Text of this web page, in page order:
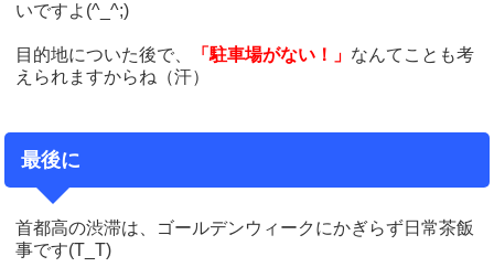
いですよ(^_^;)
目的地についた後で、 「駐車場がない！」 なんてことも考
えられますからね（汗）
最後に
首都高の渋滞は、ゴールデンウィークにかぎらず日常茶飯
事です(T_T)